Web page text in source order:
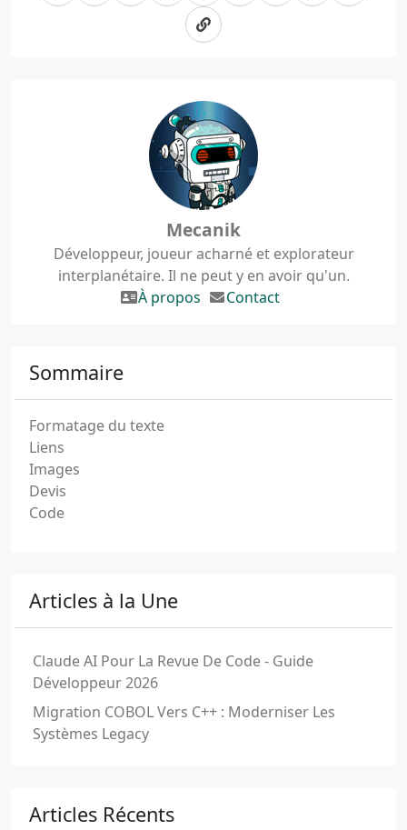
Mecanik
Développeur, joueur acharné et explorateur
interplanétaire. Il ne peut y en avoir qu'un.
À propos
Contact
Sommaire
Formatage du texte
Liens
Images
Devis
Code
Articles à la Une
Claude AI Pour La Revue De Code - Guide
Développeur 2026
Migration COBOL Vers C++ : Moderniser Les
Systèmes Legacy
Articles Récents